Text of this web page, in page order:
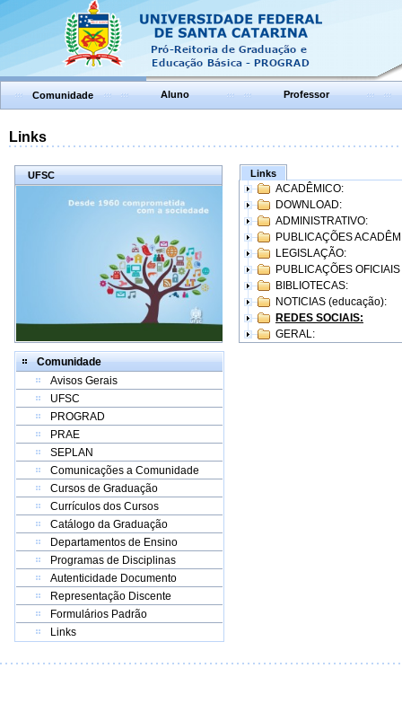
Comunidade Aluno Professor
Links
UFSC
Comunidade
Avisos Gerais
UFSC
PROGRAD
PRAE
SEPLAN
Comunicações a Comunidade
Cursos de Graduação
Currículos dos Cursos
Catálogo da Graduação
Departamentos de Ensino
Programas de Disciplinas
Autenticidade Documento
Representação Discente
Formulários Padrão
Links
Links
ACADÊMICO:
DOWNLOAD:
ADMINISTRATIVO:
PUBLICAÇÕES
LEGISLAÇÃO:
PUBLICAÇÕES
BIBLIOTECAS:
NOTICIAS (educação):
REDES SOCIAIS:
GERAL: